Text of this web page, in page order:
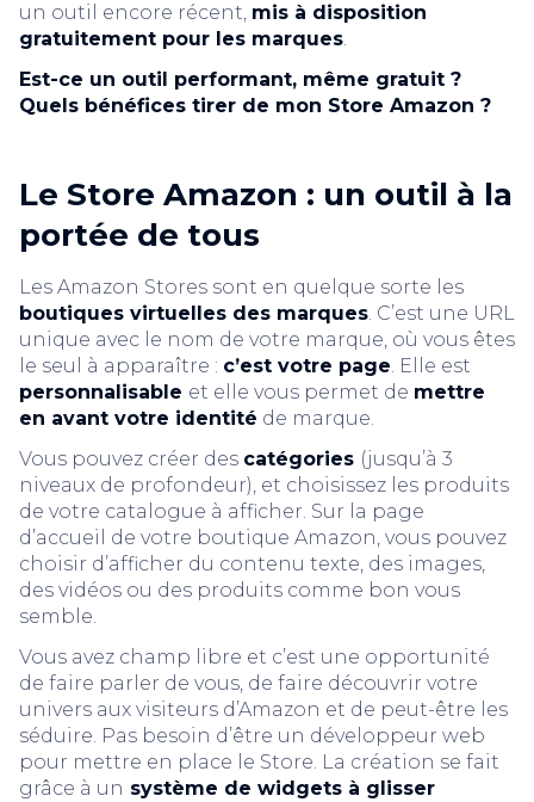
un outil encore récent, mis à disposition
gratuitement pour les marques.
Est-ce un outil performant, même gratuit ?
Quels bénéfices tirer de mon Store Amazon ?
Le Store Amazon : un outil à la
portée de tous
Les Amazon Stores sont en quelque sorte les
boutiques virtuelles des marques. C’est une URL
unique avec le nom de votre marque, où vous êtes
le seul à apparaître : c’est votre page. Elle est
personnalisable et elle vous permet de mettre
en avant votre identité de marque.
Vous pouvez créer des catégories (jusqu’à 3
niveaux de profondeur), et choisissez les produits
de votre catalogue à afficher. Sur la page
d’accueil de votre boutique Amazon, vous pouvez
choisir d’afficher du contenu texte, des images,
des vidéos ou des produits comme bon vous
semble.
Vous avez champ libre et c’est une opportunité
de faire parler de vous, de faire découvrir votre
univers aux visiteurs d’Amazon et de peut-être les
séduire. Pas besoin d’être un développeur web
pour mettre en place le Store. La création se fait
grâce à un système de widgets à glisser